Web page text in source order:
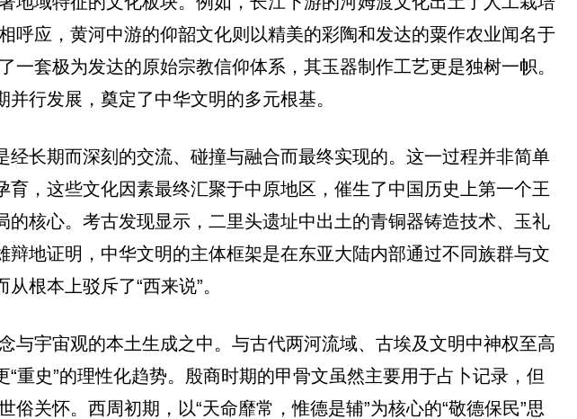
应，黄河中游的仰韶文化则以精美的彩陶和发达的粟作农业闻名于
套极为发达的原始宗教信仰体系，其玉器制作工艺更是独树一帜。
行发展，奠定了中华文明的多元根基。
长期而深刻的交流、碰撞与融合而最终实现的。这一过程并非简单
，这些文化因素最终汇聚于中原地区，催生了中国历史上第一个王
核心。考古发现显示，二里头遗址中出土的青铜器铸造技术、玉礼
地证明，中华文明的主体框架是在东亚大陆内部通过不同族群与文
根本上驳斥了“西来说”。
与宇宙观的本土生成之中。与古代两河流域、古埃及文明中神权至高
重史”的理性化趋势。殷商时期的甲骨文虽然主要用于占卜记录，但
关怀。西周初期，以“天命靡常，惟德是辅”为核心的“敬德保民”思